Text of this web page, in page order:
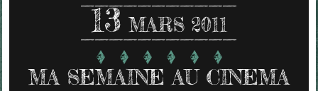
13 MARS 2011
MA SEMAINE AU CINEMA